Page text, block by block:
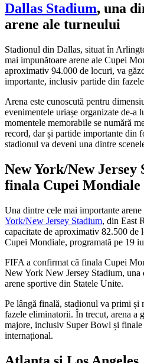
Dallas Stadium, una
arene ale turneului
Stadionul din Dallas, situat în
mai impunătoare arene ale Cupei
aproximativ 94.000 de locuri, va
importante, inclusiv partide din
Arena este cunoscută pentru
evenimentele uriașe organizate de-a
momentele memorabile se numără
record, dar și partide importante din
stadionul va deveni una dintre
New York/New Jersey
finala Cupei Mondiale
Una dintre cele mai importante
York/New Jersey Stadium, din East
capacitate de aproximativ 82.500
Cupei Mondiale, programată pe 19
FIFA a confirmat că finala Cupei
New York New Jersey Stadium, una
arene sportive din Statele Unite.
Pe lângă finală, stadionul va primi
fazele eliminatorii. În trecut, arena a
majore, inclusiv Super Bowl și
internațional.